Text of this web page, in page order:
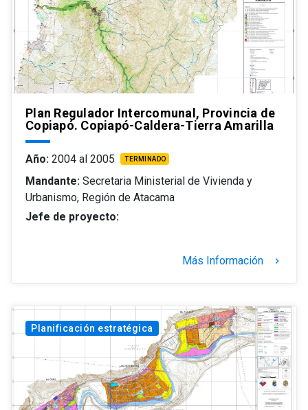
Plan Regulador Intercomunal, Provincia de
Copiapó. Copiapó-Caldera-Tierra Amarilla
Año: 2004 al 2005 TERMINADO
Mandante: Secretaria Ministerial de Vivienda y
Urbanismo, Región de Atacama
Jefe de proyecto:
Más Información keyboard_arrow_right
Planificación estratégica